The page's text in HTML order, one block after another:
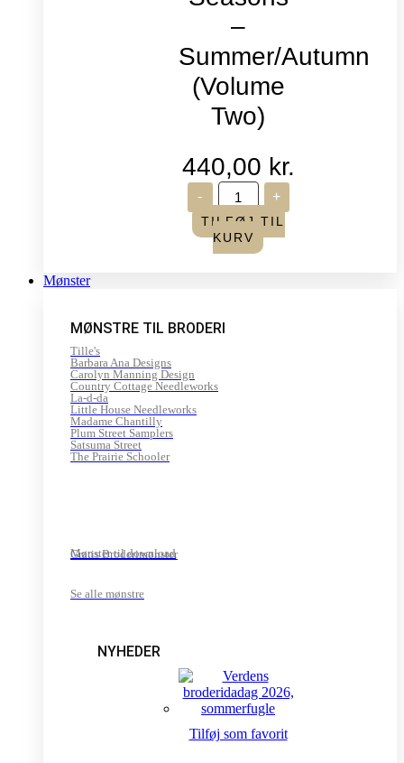
–
Summer/Autumn
(Volume
Two)
440,00 kr.
-
Life
in
Seasons
-
Summer/Autumn
+
TILFØJ TIL
KURV
Mønster
MØNSTRE TIL BRODERI
Tille's
Barbara Ana Designs
Carolyn Manning Design
Country Cottage Needleworks
La-d-da
Little House Needleworks
Madame Chantilly
Plum Street Samplers
Satsuma Street
The Prairie Schooler
Mønster til download
Gratis Broderimønster
Se alle mønstre
NYHEDER
Tilføj som favorit